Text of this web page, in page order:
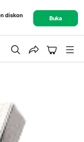
diskon
Buka